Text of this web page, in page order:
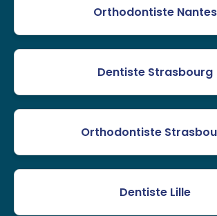
Orthodontiste Nantes
Dentiste Strasbourg
Orthodontiste
Dentiste Lille